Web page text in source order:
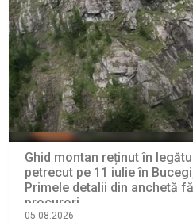
Ghid montan reținut în
petrecut pe 11 iulie în
Primele detalii din anchetă
procurori
05.08.2026